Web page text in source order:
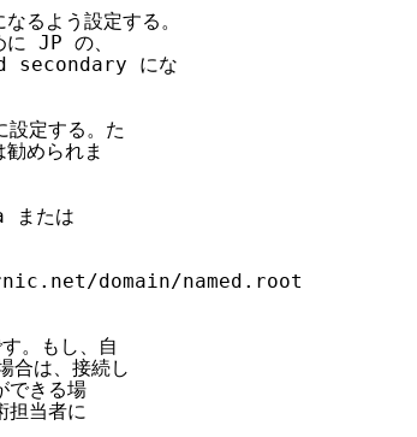
よう設定する。
に JP の、
secondary にな
定する。た
められま
または
domain/named.root
。もし、自
は、接続し
できる場
担当者に